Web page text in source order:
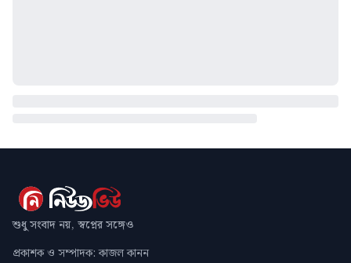
শুধু সংবাদ নয়, স্বপ্নের সঙ্গেও
প্রকাশক ও সম্পাদক: কাজল কানন